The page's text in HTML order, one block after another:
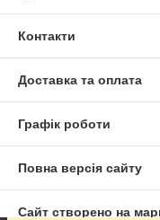
Контакти
Доставка та оплата
Графік роботи
Повна версія сайту
Сайт створено на